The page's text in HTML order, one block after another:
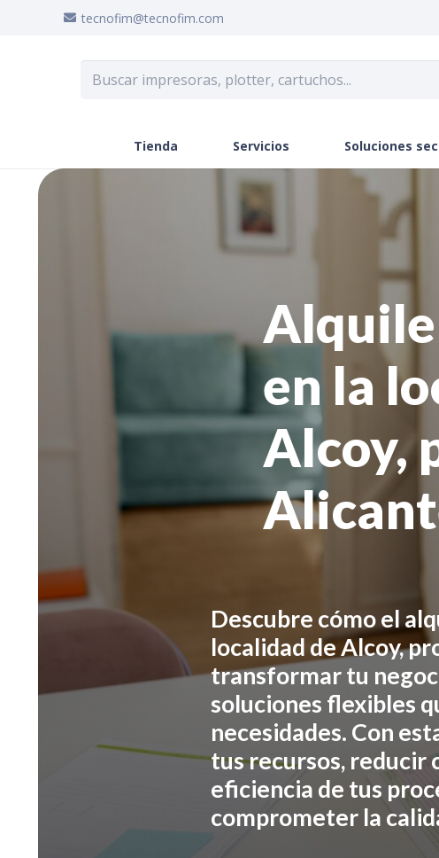
tecnofim@tecnofim.com
Tienda Servicios Soluciones
en la
Alcoy,
Descubre cómo el
localidad de Alcoy,
transformar tu
soluciones flexibles
necesidades. Con
tus recursos, reducir
eficiencia de tus
comprometer la